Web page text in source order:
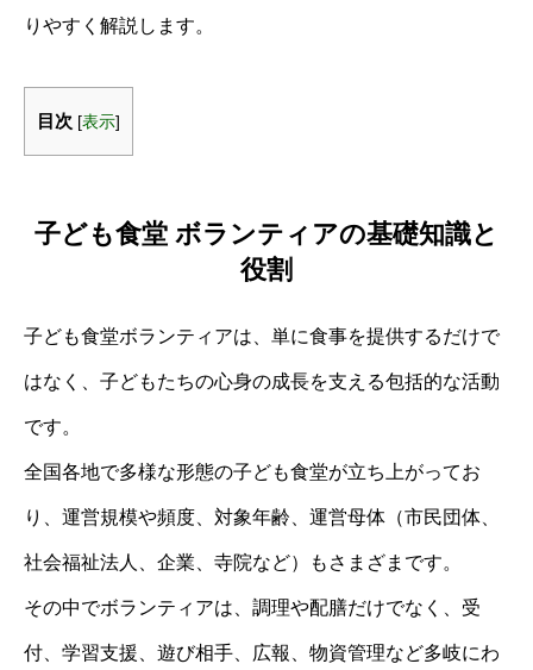
りやすく解説します。
目次 [表示]
子ども食堂 ボランティアの基礎知識と
役割
子ども食堂ボランティアは、単に食事を提供するだけで
はなく、子どもたちの心身の成長を支える包括的な活動
です。
全国各地で多様な形態の子ども食堂が立ち上がってお
り、運営規模や頻度、対象年齢、運営母体（市民団体、
社会福祉法人、企業、寺院など）もさまざまです。
その中でボランティアは、調理や配膳だけでなく、受
付、学習支援、遊び相手、広報、物資管理など多岐にわ